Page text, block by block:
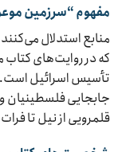
مفهوم “سرزمین
منابع استدلال
که در روایت‌های
تأسیس اسرائیل است.
جابجایی فلسطینیان
قلمرویی از نیل تا